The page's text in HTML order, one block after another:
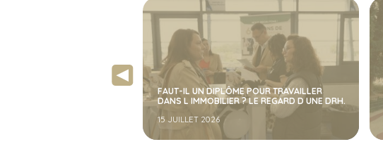
COMMENT DEVENIR CONSEILLER IMMOBILIER
EN 2026 ? DIPLÔME, COMPÉTENCES ET
ÉTAPES À SUIVRE
9 JUILLET 2026